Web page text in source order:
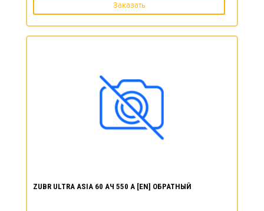
Заказать
ZUBR ULTRA ASIA 60 АЧ 550 А [EN] ОБРАТНЫЙ